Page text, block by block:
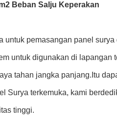
Beban Salju Keperakan
pemasangan panel
untuk digunakan di lapangan
tahan jangka panjang.Itu
Surya terkemuka, kami
tinggi.